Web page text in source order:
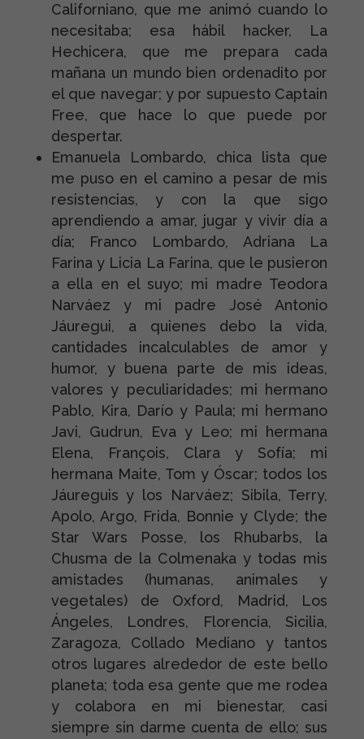
Californiano, que me animó cuando lo
necesitaba; esa hábil hacker, La
Hechicera, que me prepara cada
mañana un mundo bien ordenadito por
el que navegar; y por supuesto Captain
Free, que hace lo que puede por
despertar.
Emanuela Lombardo, chica lista que
me puso en el camino a pesar de mis
resistencias, y con la que sigo
aprendiendo a amar, jugar y vivir día a
día; Franco Lombardo, Adriana La
Farina y Licia La Farina, que le pusieron
a ella en el suyo; mi madre Teodora
Narváez y mi padre José Antonio
Jáuregui, a quienes debo la vida,
cantidades incalculables de amor y
humor, y buena parte de mis ideas,
valores y peculiaridades; mi hermano
Pablo, Kira, Darío y Paula; mi hermano
Javi, Gudrun, Eva y Leo; mi hermana
Elena, François, Clara y Sofía; mi
hermana Maite, Tom y Óscar; todos los
Jáureguis y los Narváez; Sibila, Terry,
Apolo, Argo, Frida, Bonnie y Clyde; the
Star Wars Posse, los Rhubarbs, la
Chusma de la Colmenaka y todas mis
amistades (humanas, animales y
vegetales) de Oxford, Madrid, Los
Ángeles, Londres, Florencia, Sicilia,
Zaragoza, Collado Mediano y tantos
otros lugares alrededor de este bello
planeta; toda esa gente que me rodea
y colabora en mi bienestar, casi
siempre sin darme cuenta de ello; sus